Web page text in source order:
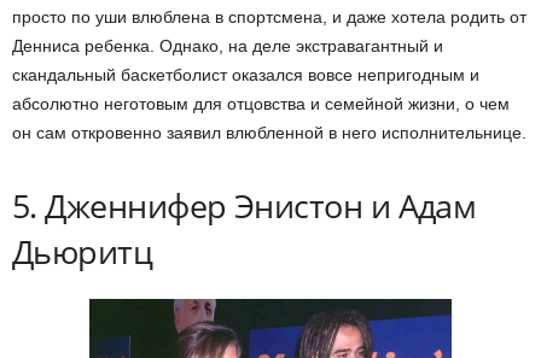
просто по уши влюблена в спортсмена, и даже хотела родить от
Денниса ребенка. Однако, на деле экстравагантный и
скандальный баскетболист оказался вовсе непригодным и
абсолютно неготовым для отцовства и семейной жизни, о чем
он сам откровенно заявил влюбленной в него исполнительнице.
5. Дженнифер Энистон и Адам
Дьюритц